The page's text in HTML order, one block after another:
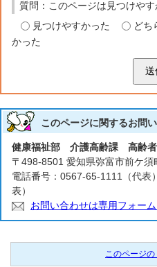
質問：このページは見つけやす
見つけやすかった
どち
かった
送
このページに関するお問
健康福祉部 介護高齢課 高齢者
〒498-8501 愛知県弥富市前ケ須
電話番号：0567-65-1111（代表
表）
お問い合わせは専用フォー
このページ